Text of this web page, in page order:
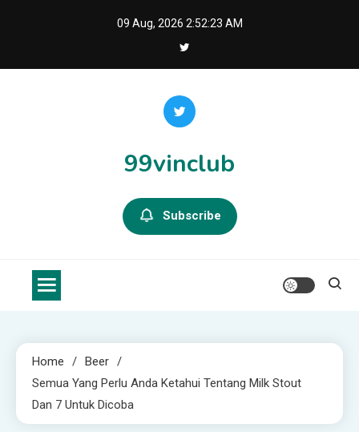
09 Aug, 2026 2:52:23 AM
99vinclub
Subscribe
Home
Beer
Semua Yang Perlu Anda Ketahui Tentang Milk Stout
Dan 7 Untuk Dicoba